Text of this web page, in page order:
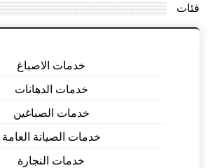
فئات
خدمات الاصباغ
خدمات الدهانات
خدمات الصباغين
خدمات الصيانة العامة
خدمات النجارة